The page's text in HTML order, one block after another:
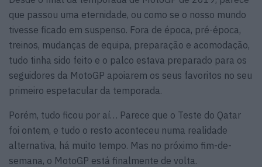
que passou uma eternidade, ou como se o nosso mundo
tivesse ficado em suspenso. Fora de época, pré-época,
treinos, mudanças de equipa, preparação e acomodação,
tudo tinha sido feito e o palco estava preparado para os
seguidores da MotoGP apoiarem os seus favoritos no seu
primeiro espetacular da temporada.
Porém, tudo ficou por aí… Parece que o Teste do Qatar
foi ontem, e tudo o resto aconteceu numa realidade
alternativa, há muito tempo. Mas no próximo fim-de-
semana, o MotoGP está finalmente de volta.